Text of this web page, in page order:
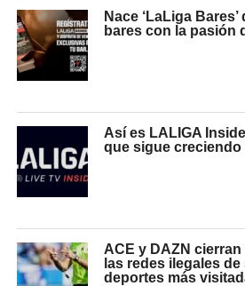
Nace ‘LaLiga
bares con la pasión
Así es LALIGA
que sigue creciendo
ACE y DAZN cierran
las redes ilegales
deportes más